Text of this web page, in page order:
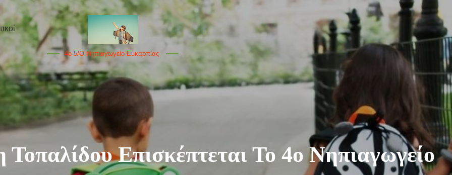
4ο 5/θ Νηπιαγωγείο Ευκαρπίας
Επισκέπτεται Το 4ο Νηπιαγωγείο